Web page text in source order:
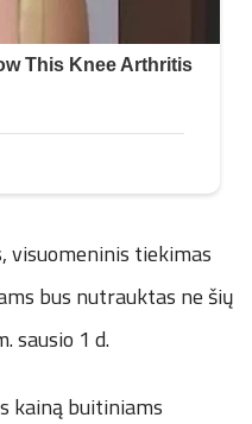
visuomeninis tiekimas
bus nutrauktas ne šių
sausio 1 d.
kainą buitiniams